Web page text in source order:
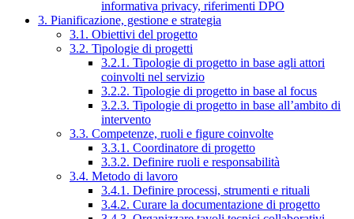
informativa privacy, riferimenti DPO
3. Pianificazione, gestione e strategia
3.1. Obiettivi del progetto
3.2. Tipologie di progetti
3.2.1. Tipologie di progetto in base agli attori
coinvolti nel servizio
3.2.2. Tipologie di progetto in base al focus
3.2.3. Tipologie di progetto in base all’ambito di
intervento
3.3. Competenze, ruoli e figure coinvolte
3.3.1. Coordinatore di progetto
3.3.2. Definire ruoli e responsabilità
3.4. Metodo di lavoro
3.4.1. Definire processi, strumenti e rituali
3.4.2. Curare la documentazione di progetto